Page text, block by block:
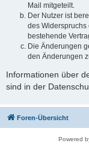
Mail mitgeteilt.
Der Nutzer ist
des
bestehende
Die Änderungen
den Änderungen
Informationen über
sind in der
Foren-Übersicht
Powered